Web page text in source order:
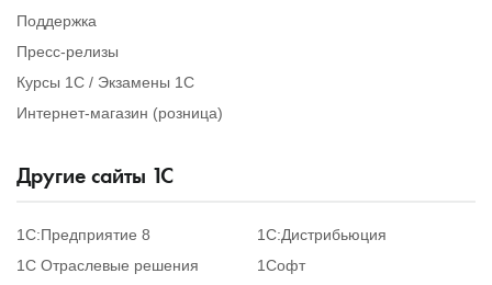
Поддержка
Пресс-релизы
Курсы 1С / Экзамены 1С
Интернет-магазин (розница)
Другие сайты 1С
1С:Предприятие 8
1С Отраслевые решения
1С:Дистрибьюция
1Софт